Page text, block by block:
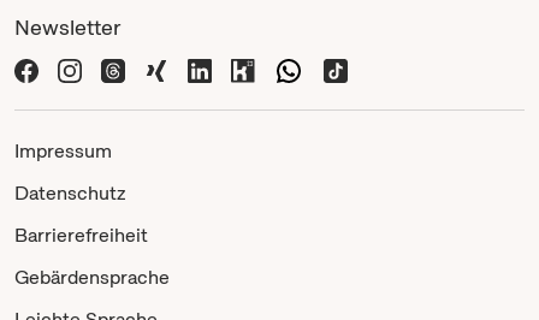
Newsletter
Impressum
Datenschutz
Barrierefreiheit
Gebärdensprache